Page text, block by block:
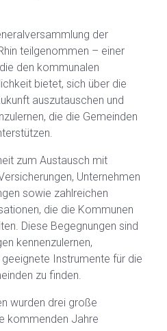
der
teilgenommen – einer
den kommunalen
bietet, sich über die
auszutauschen und
die die Gemeinden
zum Austausch mit
Unternehmen
sowie zahlreichen
die die Kommunen
Diese Begegnungen sind
kennenzulernen,
geeignete Instrumente für die
zu finden.
wurden drei große
kommenden Jahre